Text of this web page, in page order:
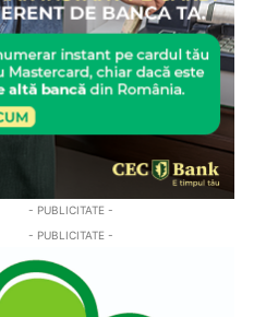
- PUBLICITATE -
- PUBLICITATE -